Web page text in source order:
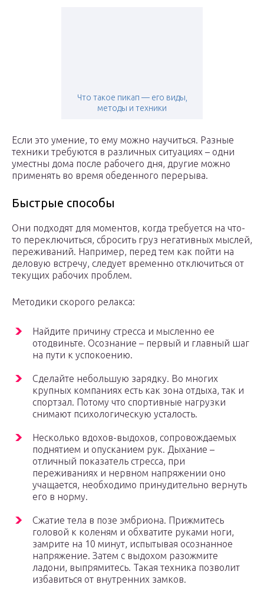
Что такое пикап — его виды,
методы и техники
Если это умение, то ему можно научиться. Разные
техники требуются в различных ситуациях – одни
уместны дома после рабочего дня, другие можно
применять во время обеденного перерыва.
Быстрые способы
Они подходят для моментов, когда требуется на что-
то переключиться, сбросить груз негативных мыслей,
переживаний. Например, перед тем как пойти на
деловую встречу, следует временно отключиться от
текущих рабочих проблем.
Методики скорого релакса:
Найдите причину стресса и мысленно ее
отодвиньте. Осознание – первый и главный шаг
на пути к успокоению.
Сделайте небольшую зарядку. Во многих
крупных компаниях есть как зона отдыха, так и
спортзал. Потому что спортивные нагрузки
снимают психологическую усталость.
Несколько вдохов-выдохов, сопровождаемых
поднятием и опусканием рук. Дыхание –
отличный показатель стресса, при
переживаниях и нервном напряжении оно
учащается, необходимо принудительно вернуть
его в норму.
Сжатие тела в позе эмбриона. Прижмитесь
головой к коленям и обхватите руками ноги,
замрите на 10 минут, испытывая осознанное
напряжение. Затем с выдохом разожмите
ладони, выпрямитесь. Такая техника позволит
избавиться от внутренних замков.